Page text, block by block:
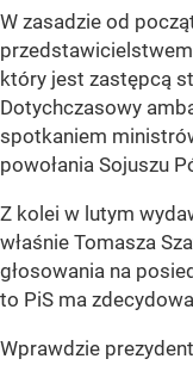
W zasadzie od
przedstawicielstwem
który jest zastępcą
Dotychczasowy
spotkaniem
powołania Sojuszu
Z kolei w lutym
właśnie Tomasza
głosowania na
to PiS ma
Wprawdzie